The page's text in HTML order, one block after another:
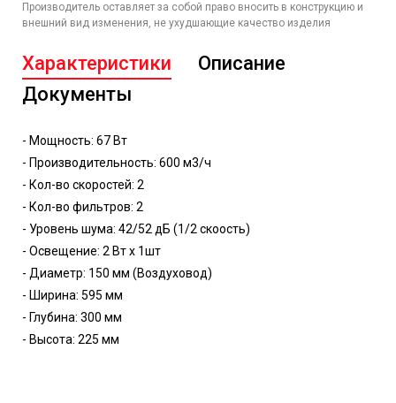
Производитель оставляет за собой право вносить в конструкцию и
внешний вид изменения, не ухудшающие качество изделия
Характеристики
Описание
Документы
- Мощность: 67 Вт
- Производительность: 600 м3/ч
- Кол-во скоростей: 2
- Кол-во фильтров: 2
- Уровень шума: 42/52 дБ (1/2 скоость)
- Освещение: 2 Вт х 1шт
- Диаметр: 150 мм (Воздуховод)
- Ширина: 595 мм
- Глубина: 300 мм
- Высота: 225 мм